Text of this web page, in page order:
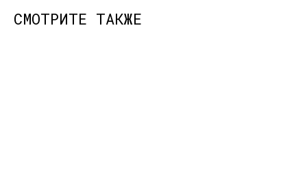
СМОТРИТЕ ТАКЖЕ